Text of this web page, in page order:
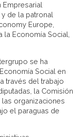
Empresarial
de la patronal
Europe,
Economía Social,
se ha
Social en
través del trabajo
la Comisión
organizaciones
el paraguas de